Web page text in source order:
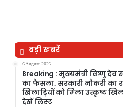
बड़ी खबरें
6 August 2026
Breaking : मुख्यमंत्री विष्णु देव
का फैसला, सरकारी नौकरी का
खिलाड़ियों को मिला उत्कृष्ट
देखें लिस्‍ट